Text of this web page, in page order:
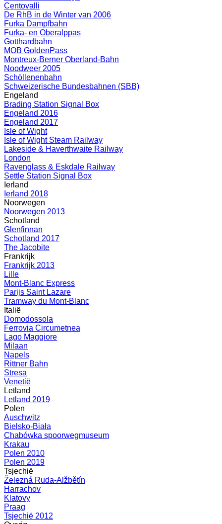
Centovalli
De RhB in de Winter van 2006
Furka Dampfbahn
Furka- en Oberalppas
Gotthardbahn
MOB GoldenPass
Montreux-Berner Oberland-Bahn
Noodweer 2005
Schöllenenbahn
Schweizerische Bundesbahnen (SBB)
Engeland
Brading Station Signal Box
Engeland 2016
Engeland 2017
Isle of Wight
Isle of Wight Steam Railway
Lakeside & Haverthwaite Railway
London
Ravenglass & Eskdale Railway
Settle Station Signal Box
Ierland
Ierland 2018
Noorwegen
Noorwegen 2013
Schotland
Glenfinnan
Schotland 2017
The Jacobite
Frankrijk
Frankrijk 2013
Lille
Mont-Blanc Express
Parijs Saint Lazare
Tramway du Mont-Blanc
Italië
Domodossola
Ferrovia Circumetnea
Lago Maggiore
Milaan
Napels
Rittner Bahn
Stresa
Venetië
Letland
Letland 2019
Polen
Auschwitz
Bielsko-Biała
Chabówka spoorwegmuseum
Krakau
Polen 2010
Polen 2019
Tsjechië
Železná Ruda-Alžbětín
Harrachov
Klatovy
Praag
Tsjechië 2012